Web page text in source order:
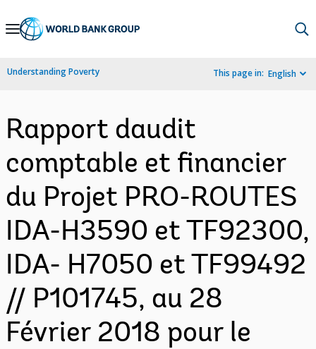
Skip
Navigation
Understanding Poverty This page in: English
Rapport daudit
comptable et financier
du Projet PRO-ROUTES 
IDA-H3590 et TF92300,
IDA- H7050 et TF99492
// P101745, au 28
Février 2018 pour le